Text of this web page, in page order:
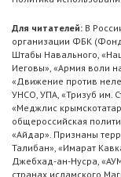
Для читателей: В
организации ФБК
Штабы Навального,
Иеговы», «Армия воли
«Движение против
УНСО, УПА, «Тризуб им.
«Меджлис
общероссийская
«Айдар». Признаны
Талибан», «Имарат
Джебхад-ан-Нусра,
странах исламского